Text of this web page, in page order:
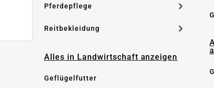
Pferdepflege
Reitbekleidung
Alles in Landwirtschaft anzeigen
Geflügelfutter